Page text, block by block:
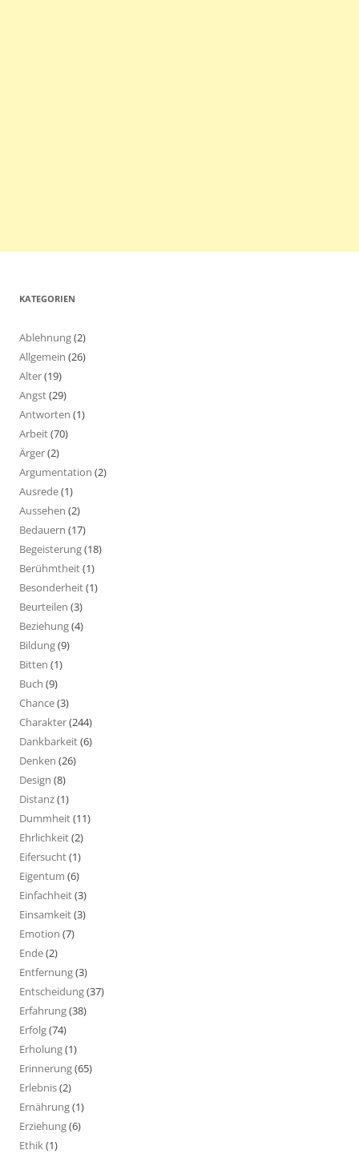
KATEGORIEN
Ablehnung(2)
Allgemein (26)
Alter(19)
Angst(29)
Antworten (1)
Arbeit(70)
Ärger(2)
Argumentation (2)
Ausrede(1)
Aussehen (2)
Bedauern (17)
Begeisterung(18)
Berühmtheit(1)
Besonderheit(1)
Beurteilen (3)
Beziehung(4)
Bildung(9)
Bitten (1)
Buch (9)
Chance(3)
Charakter(244)
Dankbarkeit(6)
Denken (26)
Design (8)
Distanz(1)
Dummheit(11)
Ehrlichkeit(2)
Eifersucht(1)
Eigentum (6)
Einfachheit(3)
Einsamkeit(3)
Emotion (7)
Ende(2)
Entfernung(3)
Entscheidung(37)
Erfahrung(38)
Erfolg(74)
Erholung(1)
Erinnerung(65)
Erlebnis(2)
Ernährung(1)
Erziehung(6)
Ethik(1)